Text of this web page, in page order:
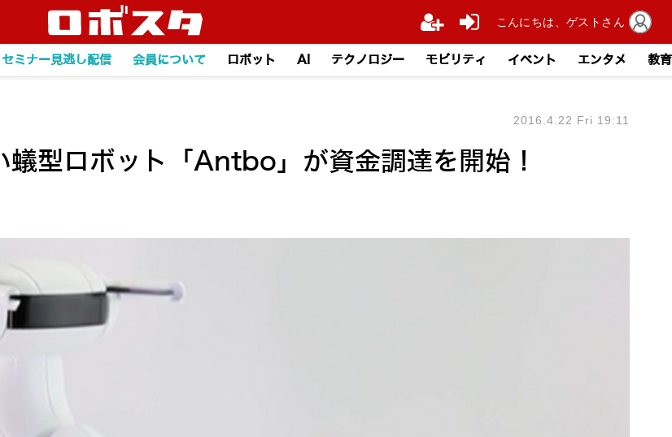
セミナー見逃し配信 会員について ロボット AI テクノロジー モビリティ イベント エンタメ 教育
型ロボット「Antbo」が資金調達を開始！
2016.4.22 Fri 19:11
こんにちは、ゲストさん